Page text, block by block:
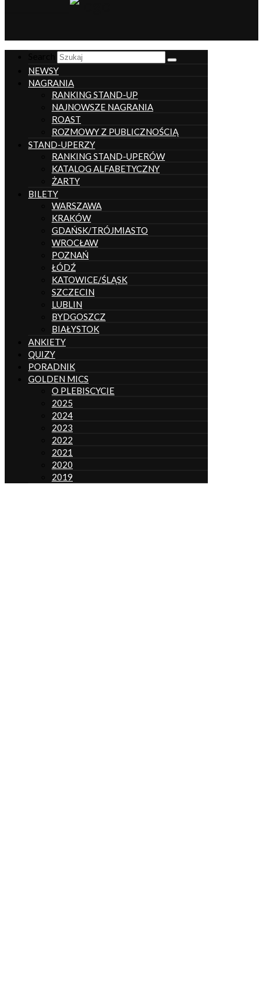
NEWSY
NAGRANIA
RANKING STAND-UP
NAJNOWSZE NAGRANIA
ROAST
ROZMOWY Z PUBLICZNOŚCIĄ
STAND-UPERZY
RANKING STAND-UPERÓW
KATALOG ALFABETYCZNY
ŻARTY
BILETY
WARSZAWA
KRAKÓW
GDAŃSK/TRÓJMIASTO
WROCŁAW
POZNAŃ
ŁÓDŹ
KATOWICE/ŚLĄSK
SZCZECIN
LUBLIN
BYDGOSZCZ
BIAŁYSTOK
ANKIETY
QUIZY
PORADNIK
GOLDEN MICS
O PLEBISCYCIE
2025
2024
2023
2022
2021
2020
2019